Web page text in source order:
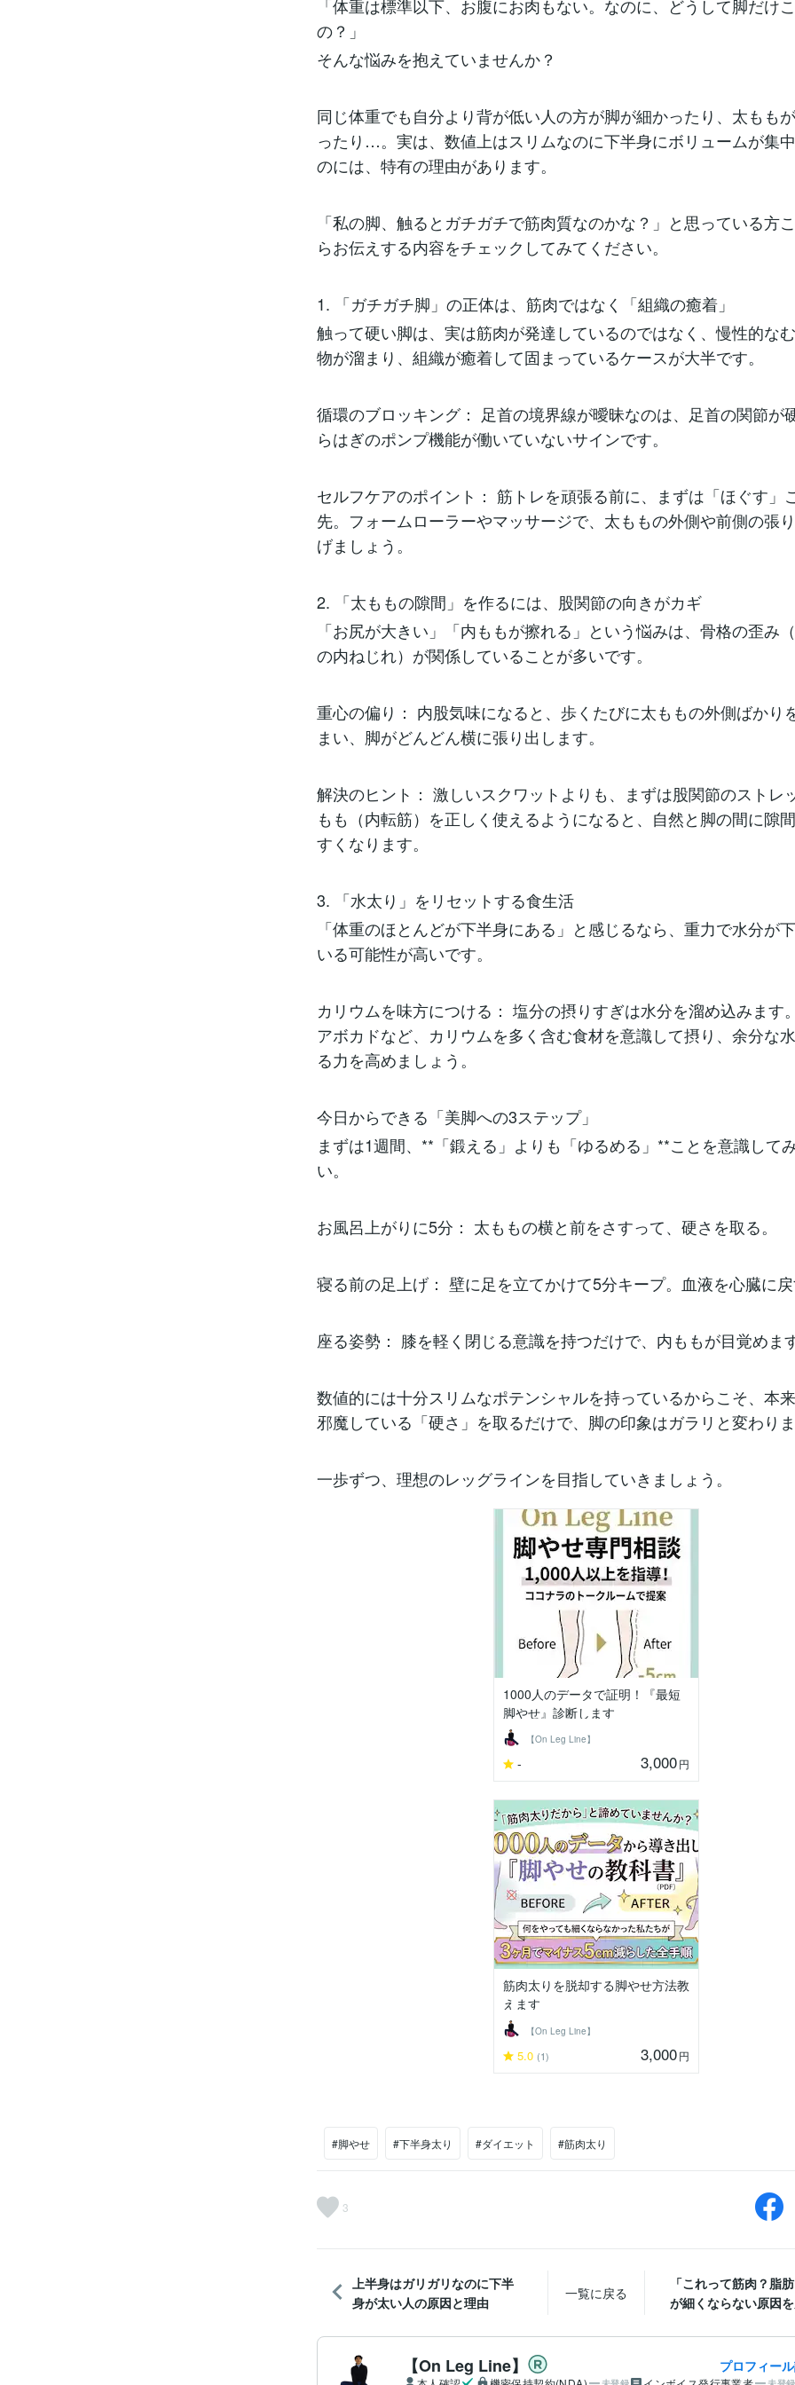
「体重は標準以下、お腹にお肉もない。なのに、どうして脚だけ
の？」
そんな悩みを抱えていませんか？
同じ体重でも自分より背が低い人の方が脚が細かったり、太もも
ったり…。実は、数値上はスリムなのに下半身にボリュームが集
のには、特有の理由があります。
「私の脚、触るとガチガチで筋肉質なのかな？」と思っている方
らお伝えする内容をチェックしてみてください。
1. 「ガチガチ脚」の正体は、筋肉ではなく「組織の癒着」
触って硬い脚は、実は筋肉が発達しているのではなく、慢性的な
物が溜まり、組織が癒着して固まっているケースが大半です。
循環のブロッキング： 足首の境界線が曖昧なのは、足首の関節が
らはぎのポンプ機能が働いていないサインです。
セルフケアのポイント： 筋トレを頑張る前に、まずは「ほぐす」
先。フォームローラーやマッサージで、太ももの外側や前側の張
げましょう。
2. 「太ももの隙間」を作るには、股関節の向きがカギ
「お尻が大きい」「内ももが擦れる」という悩みは、骨格の歪み
の内ねじれ）が関係していることが多いです。
重心の偏り： 内股気味になると、歩くたびに太ももの外側ばかり
まい、脚がどんどん横に張り出します。
解決のヒント： 激しいスクワットよりも、まずは股関節のストレ
もも（内転筋）を正しく使えるようになると、自然と脚の間に隙
すくなります。
3. 「水太り」をリセットする食生活
「体重のほとんどが下半身にある」と感じるなら、重力で水分が
いる可能性が高いです。
カリウムを味方につける： 塩分の摂りすぎは水分を溜め込みます
アボカドなど、カリウムを多く含む食材を意識して摂り、余分な
る力を高めましょう。
今日からできる「美脚への3ステップ」
まずは1週間、**「鍛える」よりも「ゆるめる」**ことを意識して
い。
お風呂上がりに5分： 太ももの横と前をさすって、硬さを取る。
寝る前の足上げ： 壁に足を立てかけて5分キープ。血液を心臓に戻
座る姿勢： 膝を軽く閉じる意識を持つだけで、内ももが目覚めます
数値的には十分スリムなポテンシャルを持っているからこそ、本
邪魔している「硬さ」を取るだけで、脚の印象はガラリと変わりま
一歩ずつ、理想のレッグラインを目指していきましょう。
1000人のデータで証明！『最短
脚やせ』診断します
【On Leg Line】
- 3,000円
筋肉太りを脱却する脚やせ方法教
えます
【On Leg Line】
5.0 (1) 3,000円
#脚やせ #下半身太り #ダイエット #筋肉太り
3
上半身はガリガリなのに下半
身が太い人の原因と理由
一覧に戻る
「これって筋肉？脂
が細くならない原因
【On Leg Line】 プロフィー